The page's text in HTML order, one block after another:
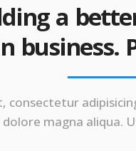
a
business.
consectetur
magna aliqua.